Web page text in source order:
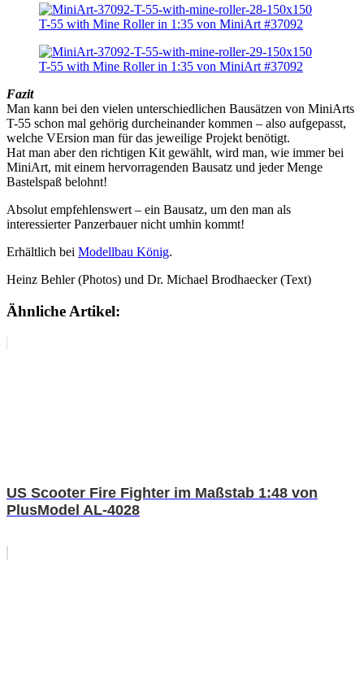
Fazit
Man kann bei den vielen unterschiedlichen Bausätzen von MiniArts
T-55 schon mal gehörig durcheinander kommen – also aufgepasst,
welche VErsion man für das jeweilige Projekt benötigt.
Hat man aber den richtigen Kit gewählt, wird man, wie immer bei
MiniArt, mit einem hervorragenden Bausatz und jeder Menge
Bastelspaß belohnt!
Absolut empfehlenswert – ein Bausatz, um den man als
interessierter Panzerbauer nicht umhin kommt!
Erhältlich bei Modellbau König.
Heinz Behler (Photos) und Dr. Michael Brodhaecker (Text)
Ähnliche Artikel:
US Scooter Fire Fighter im Maßstab 1:48 von
PlusModel AL-4028